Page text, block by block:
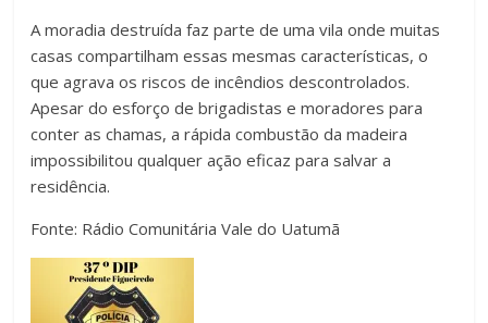
A moradia destruída faz parte de uma vila onde muitas
casas compartilham essas mesmas características, o
que agrava os riscos de incêndios descontrolados.
Apesar do esforço de brigadistas e moradores para
conter as chamas, a rápida combustão da madeira
impossibilitou qualquer ação eficaz para salvar a
residência.
Fonte: Rádio Comunitária Vale do Uatumã